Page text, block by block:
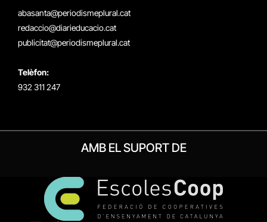
abasanta@periodismeplural.cat
redaccio@diarieducacio.cat
publicitat@periodismeplural.cat
Telèfon:
932 311 247
AMB EL SUPORT DE